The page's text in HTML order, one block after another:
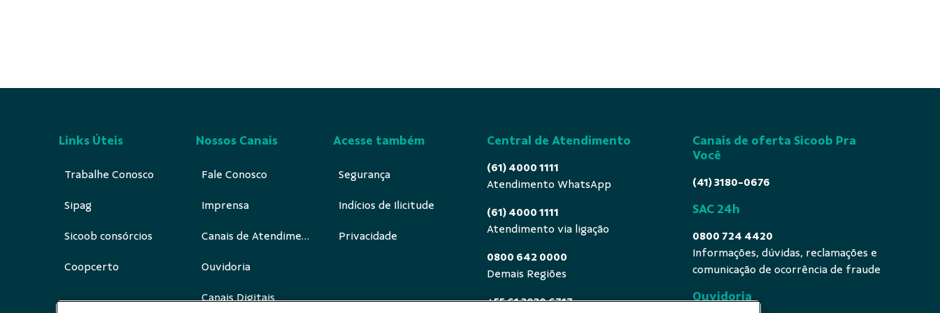
Links Úteis
Trabalhe Conosco
Sipag
Sicoob consórcios
Coopcerto
Nossos Canais
Fale Conosco
Imprensa
Canais de Atendimento
Ouvidoria
Canais Digitais
Acesse também
Segurança
Indícios de Ilicitude
Privacidade
Central de Atendimento
(61) 4000 1111
Atendimento WhatsApp
(61) 4000 1111
Atendimento via ligação
0800 642 0000
Demais Regiões
+55 61 3030 6717
Canais de oferta Sicoob Pra
Você
(41) 3180-0676
SAC 24h
0800 724 4420
Informações, dúvidas, reclamações e
comunicação de ocorrência de fraude
Ouvidoria